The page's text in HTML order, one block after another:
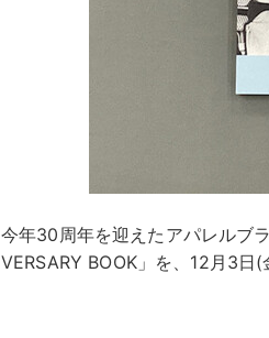
今年30周年を迎えたアパレルブ
VERSARY BOOK」を、12月3日(